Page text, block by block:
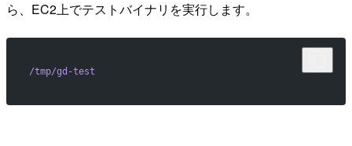
ら、EC2上でテストバイナリを実行します。
/tmp/gd-test